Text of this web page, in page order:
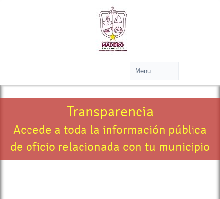
Transparencia
Accede a toda la información pública
de oficio relacionada con tu municipio